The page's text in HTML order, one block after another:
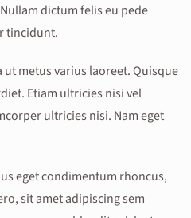
dictum felis eu pede
tincidunt.
ut metus varius laoreet. Quisque
Etiam ultricies nisi vel
ultricies nisi. Nam eget
eget condimentum rhoncus,
sit amet adipiscing sem